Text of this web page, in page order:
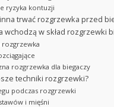
ryzyka kontuzji
trwać rozgrzewka przed
wchodzą w skład rozgrzewki
rozgrzewka
rozgrzewka dla biegaczy
techniki rozgrzewki?
podczas rozgrzewki
i mięśni